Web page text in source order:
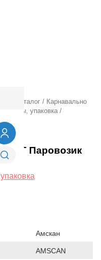
каталог / Карнавально
упаковка /
НГ Паровозик
Амскан
AMSCAN